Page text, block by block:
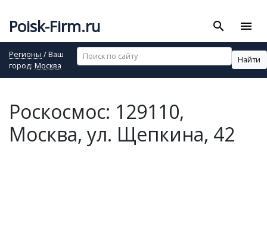
Poisk-Firm.ru search menu
Регионы / Ваш
город: Москва
Найти
Роскосмос: 129110,
Москва, ул. Щепкина, 42